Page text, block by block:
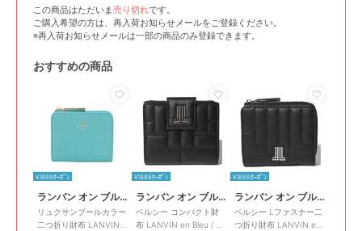
この商品はただいま売り切れです。
ご購入希望の方は、再入荷お知らせメールをご登録ください。
※再入荷お知らせメールは一部の商品のみ登録できます。
おすすめの商品
¥1888ｸｰﾎﾟﾝ
ランバン オン ブルー
リュクサンブールカラー
二つ折り財布 LANVIN
¥1888ｸｰﾎﾟﾝ
ランバン オン ブルー
ベルシー コンパクト財
布 LANVIN en Bleu / ラ
¥1888ｸｰﾎﾟﾝ
ランバン オン ブルー
ベルシー Lファスナー二
つ折り財布 LANVIN en